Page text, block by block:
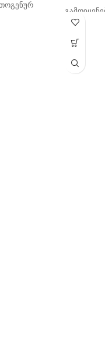
ბაქტერიებს,
მეტალებს,
ოსმოსის